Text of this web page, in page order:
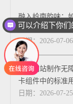
融入岭南韵味：
计？
日期：2026-07-06
佛山网站制作无
卡组件中的标准
日期：2026-07-25